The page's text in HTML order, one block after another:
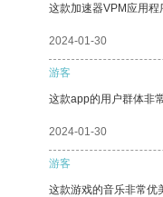
这款加速器VPM应用程
2024-01-30
游客
这款app的用户群体非
2024-01-30
游客
这款游戏的音乐非常优